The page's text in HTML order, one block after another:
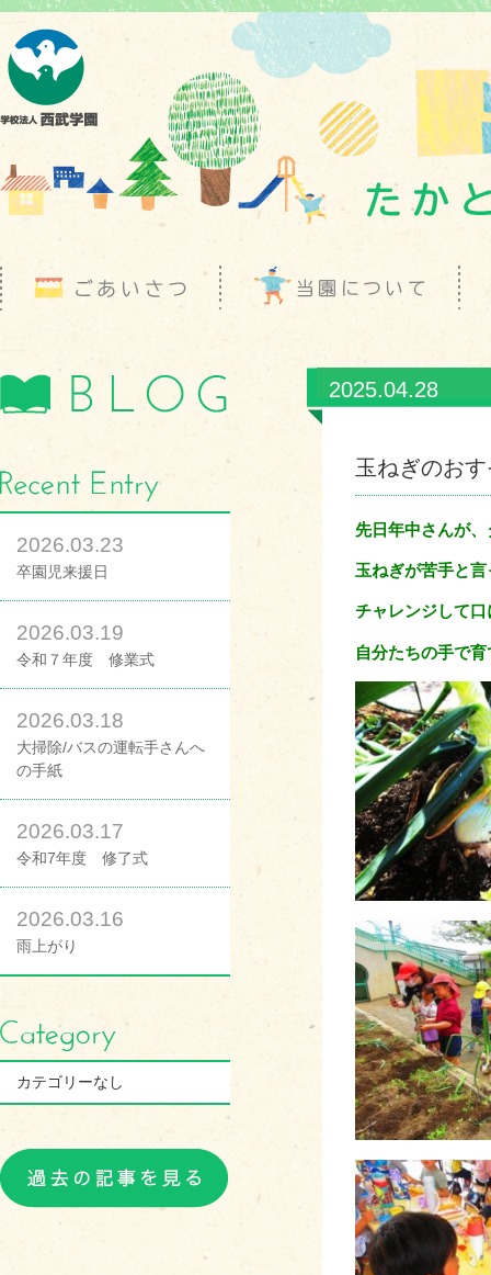
2026.03.23
卒園児来援日
2026.03.19
令和７年度 修業式
2026.03.18
大掃除/バスの運転手さんへ
の手紙
2026.03.17
令和7年度 修了式
2026.03.16
雨上がり
カテゴリーなし
2025.04.28
玉ねぎのお
先日年中さんが
玉ねぎが苦手と
チャレンジして
自分たちの手で